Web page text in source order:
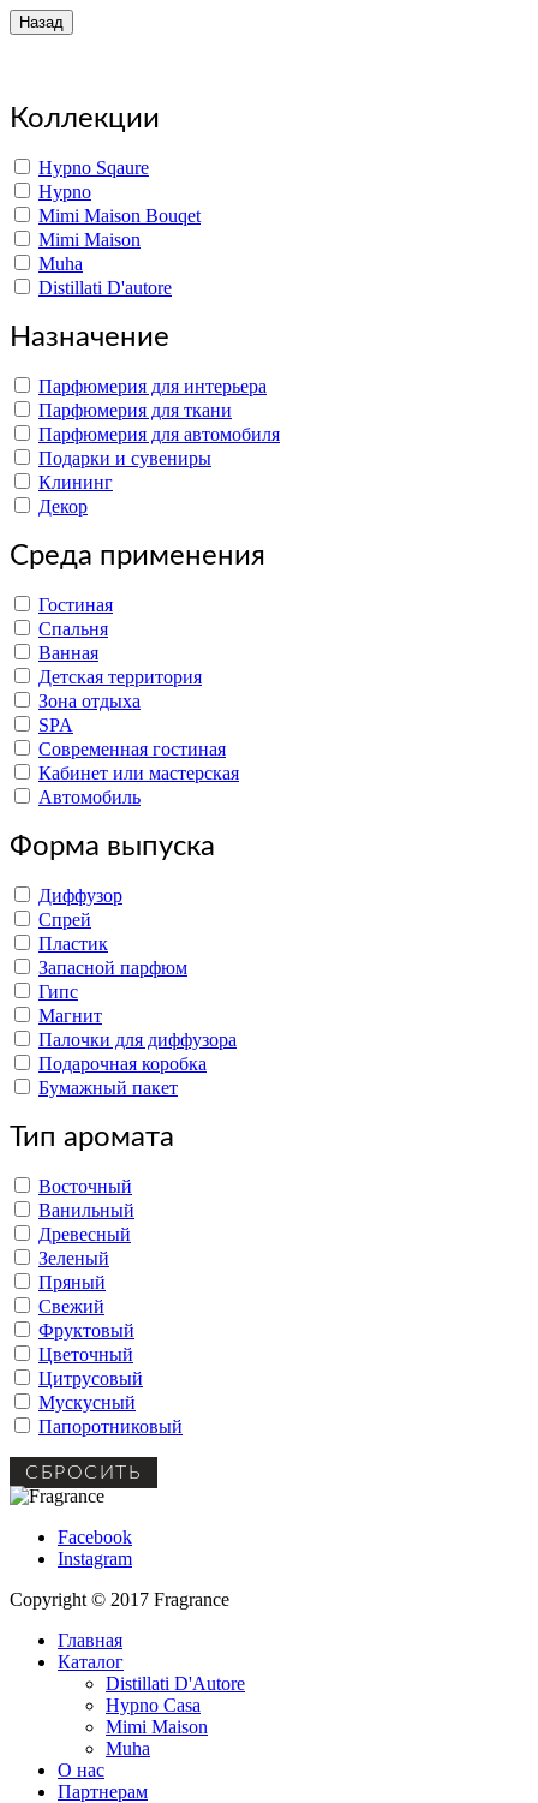
Коллекции
Hypno Sqaure
Hypno
Mimi Maison Bouqet
Mimi Maison
Muha
Distillati D'autore
Назначение
Парфюмерия для интерьера
Парфюмерия для ткани
Парфюмерия для автомобиля
Подарки и сувениры
Клининг
Декор
Среда применения
Гостиная
Спальня
Ванная
Детская территория
Зона отдыха
SPA
Современная гостиная
Кабинет или мастерская
Автомобиль
Форма выпуска
Диффузор
Спрей
Пластик
Запасной парфюм
Гипс
Магнит
Палочки для диффузора
Подарочная коробка
Бумажный пакет
Тип аромата
Восточный
Ванильный
Древесный
Зеленый
Пряный
Свежий
Фруктовый
Цветочный
Цитрусовый
Мускусный
Папоротниковый
СБРОСИТЬ
Facebook
Instagram
Copyright © 2017 Fragrance
Главная
Каталог
Distillati D'Autore
Hypno Casa
Mimi Maison
Muha
О нас
Партнерам